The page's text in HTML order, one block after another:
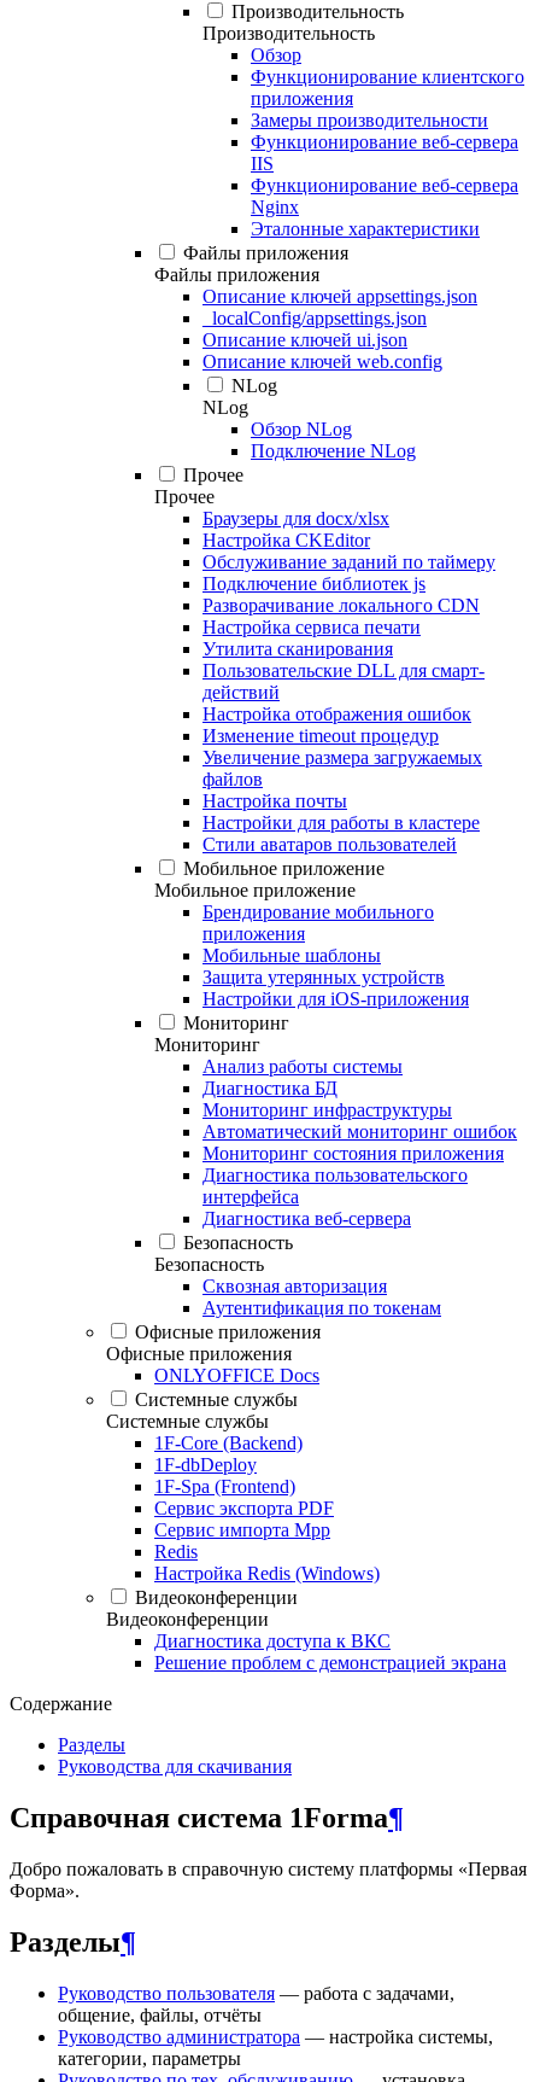
Производительность
Производительность
Обзор
Функционирование клиентского
приложения
Замеры производительности
Функционирование веб-сервера
IIS
Функционирование веб-сервера
Nginx
Эталонные характеристики
Файлы приложения
Файлы приложения
Описание ключей appsettings.json
_localConfig/appsettings.json
Описание ключей ui.json
Описание ключей web.config
NLog
NLog
Обзор NLog
Подключение NLog
Прочее
Прочее
Браузеры для docx/xlsx
Настройка CKEditor
Обслуживание заданий по таймеру
Подключение библиотек js
Разворачивание локального CDN
Настройка сервиса печати
Утилита сканирования
Пользовательские DLL для смарт-
действий
Настройка отображения ошибок
Изменение timeout процедур
Увеличение размера загружаемых
файлов
Настройка почты
Настройки для работы в кластере
Стили аватаров пользователей
Мобильное приложение
Мобильное приложение
Брендирование мобильного
приложения
Мобильные шаблоны
Защита утерянных устройств
Настройки для iOS-приложения
Мониторинг
Мониторинг
Анализ работы системы
Диагностика БД
Мониторинг инфраструктуры
Автоматический мониторинг ошибок
Мониторинг состояния приложения
Диагностика пользовательского
интерфейса
Диагностика веб-сервера
Безопасность
Безопасность
Сквозная авторизация
Аутентификация по токенам
Офисные приложения
Офисные приложения
ONLYOFFICE Docs
Системные службы
Системные службы
1F-Core (Backend)
1F-dbDeploy
1F-Spa (Frontend)
Сервис экспорта PDF
Сервис импорта Mpp
Redis
Настройка Redis (Windows)
Видеоконференции
Видеоконференции
Диагностика доступа к ВКС
Решение проблем с демонстрацией экрана
Содержание
Разделы
Руководства для скачивания
Справочная система 1Forma¶
Добро пожаловать в справочную систему платформы «Первая
Форма».
Разделы¶
Руководство пользователя — работа с задачами,
общение, файлы, отчёты
Руководство администратора — настройка системы,
категории, параметры